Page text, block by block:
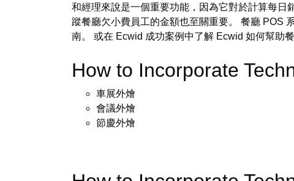
和經理來說是一個重要功能，因為它對於計算每日
蹤餐廳欠小費員工的金額也至關重要。 餐廳 POS
南。 或在 Ecwid 成功案例中了解 Ecwid 如何幫助
How to Incorporate
車展外燴
會議外燴
節慶外燴